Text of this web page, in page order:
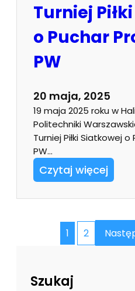
Turniej
o Puchar
PW
20 maja, 2025
19 maja 2025 roku w
Politechniki
Turniej Piłki Siatkowej
PW…
Czytaj więcej
1 2
Szukaj